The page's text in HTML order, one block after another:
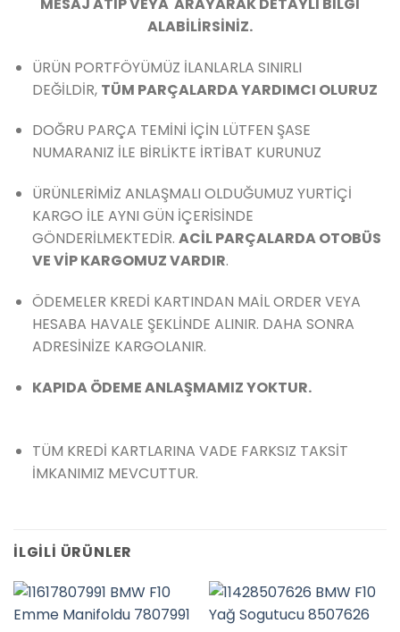
ALABİLİRSİNİZ.
ÜRÜN PORTFÖYÜMÜZ İLANLARLA SINIRLI
DEĞİLDİR, TÜM PARÇALARDA YARDIMCI OLURUZ
DOĞRU PARÇA TEMİNİ İÇİN LÜTFEN ŞASE
NUMARANIZ İLE BİRLİKTE İRTİBAT KURUNUZ
ÜRÜNLERİMİZ ANLAŞMALI OLDUĞUMUZ YURTİÇİ
KARGO İLE AYNI GÜN İÇERİSİNDE
GÖNDERİLMEKTEDİR. ACİL PARÇALARDA OTOBÜS
VE VİP KARGOMUZ VARDIR.
ÖDEMELER KREDİ KARTINDAN MAİL ORDER VEYA
HESABA HAVALE ŞEKLİNDE ALINIR. DAHA SONRA
ADRESİNİZE KARGOLANIR.
KAPIDA ÖDEME ANLAŞMAMIZ YOKTUR.
TÜM KREDİ KARTLARINA VADE FARKSIZ TAKSİT
İMKANIMIZ MEVCUTTUR.
İLGILI ÜRÜNLER